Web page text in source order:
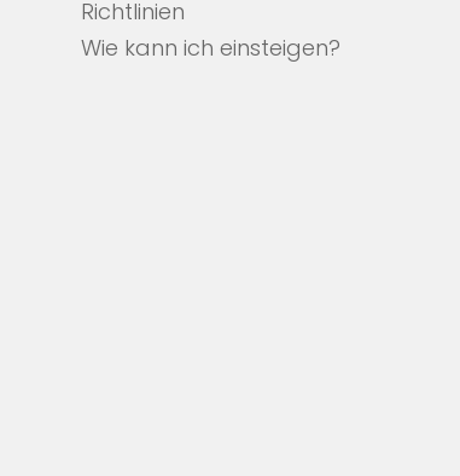
Richtlinien
Wie kann ich einsteigen?